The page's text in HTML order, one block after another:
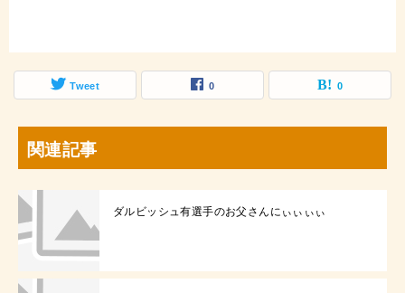
Tweet 0 0
関連記事
ダルビッシュ有選手のお父さんにぃぃぃぃ